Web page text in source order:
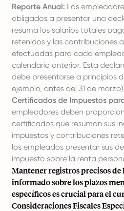
Reporte Anual: Los
obligados a presentar una
resuma los salarios totales
retenidos y las contribuciones
efectuadas para cada
calendario anterior. Esta
debe presentarse a principios
ejemplo, antes del 31 de marzo).
Certificados de Impuestos
empleadores deben
certificados que resuman sus
impuestos y contribuciones
los empleados presentar sus
impuesto sobre la renta
Mantener registros precisos de
informado sobre los plazos
específicos es crucial para el
Consideraciones Fiscales